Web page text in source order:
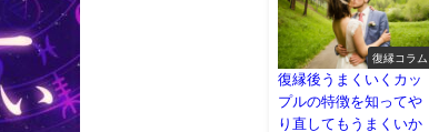
復縁コラム
復縁後うまくいくカッ
プルの特徴を知ってや
り直してもうまくいか